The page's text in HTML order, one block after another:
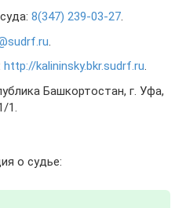
8(347) 239-03-27.
http://kalininsky.bkr.sudrf.ru.
Башкортостан, г. Уфа,
1.
о судье: